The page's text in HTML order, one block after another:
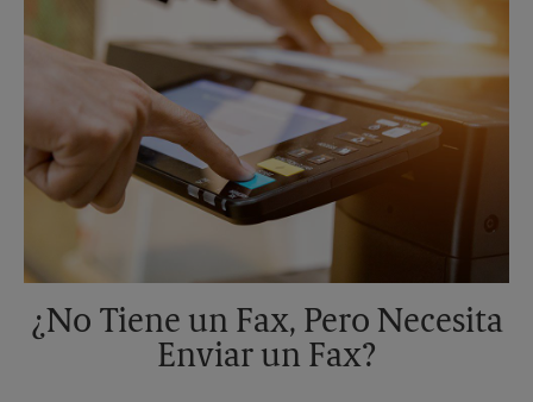
¿No Tiene un Fax, Pero Necesita
Enviar un Fax?